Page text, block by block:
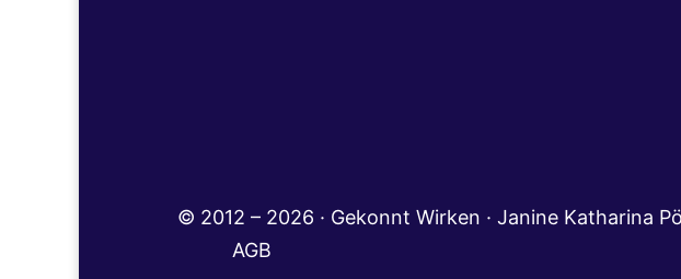
© 2012 – 2026 · Gekonnt Wirken · Janine
AGB